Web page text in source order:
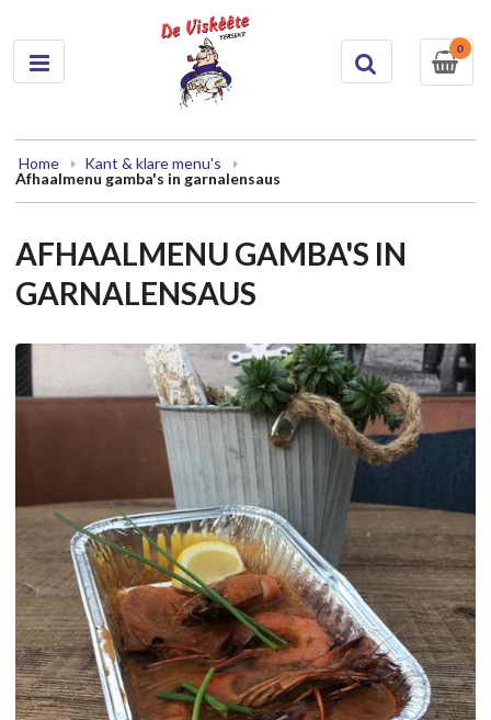
0
Home
Kant & klare menu's
Afhaalmenu gamba's in garnalensaus
AFHAALMENU GAMBA'S IN
GARNALENSAUS